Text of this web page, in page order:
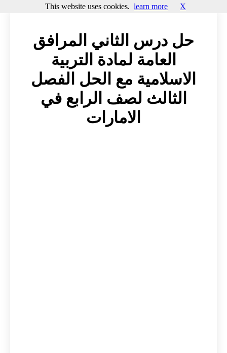
حل درس الثاني المرافق
العامة لمادة التربية
الاسلامية مع الحل الفصل
الثالث لصف الرابع في
الامارات
This website uses cookies. learn more X